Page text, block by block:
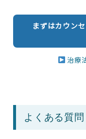
まずはカウン
治療
よくある質問